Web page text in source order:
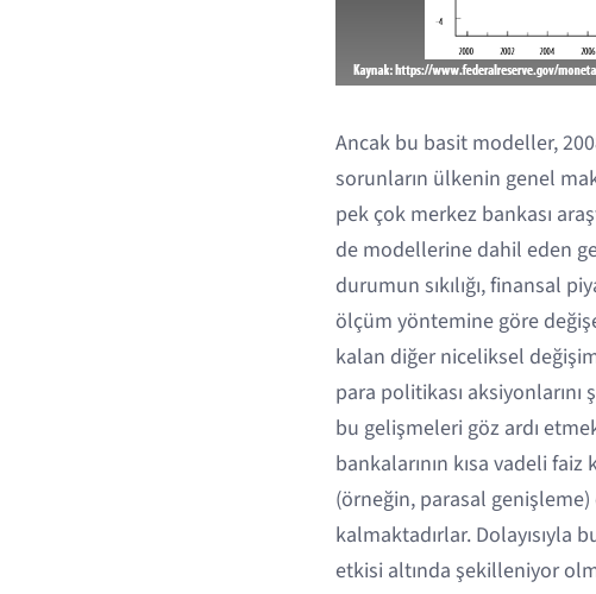
Ancak bu basit modeller,
sorunların ülkenin genel
pek çok merkez bankası
de modellerine dahil eden
durumun sıkılığı, finansal
ölçüm yöntemine göre
kalan diğer niceliksel
para politikası aksiyonlarını
bu gelişmeleri göz ardı
bankalarının kısa vadeli
(örneğin, parasal
kalmaktadırlar. Dolayısıyla
etkisi altında şekilleniyor